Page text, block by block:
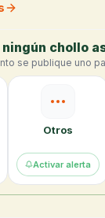
ningún chollo
se publique uno
Otros
Activar alerta